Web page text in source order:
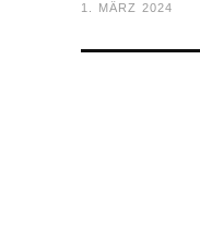
1. MÄRZ 2024